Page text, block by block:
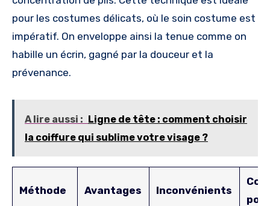
pour les costumes délicats, où le soin costume est
impératif. On enveloppe ainsi la tenue comme on
habille un écrin, gagné par la douceur et la
prévenance.
A lire aussi : Ligne de tête : comment choisir
la coiffure qui sublime votre visage ?
Méthode Avantages Inconvénients